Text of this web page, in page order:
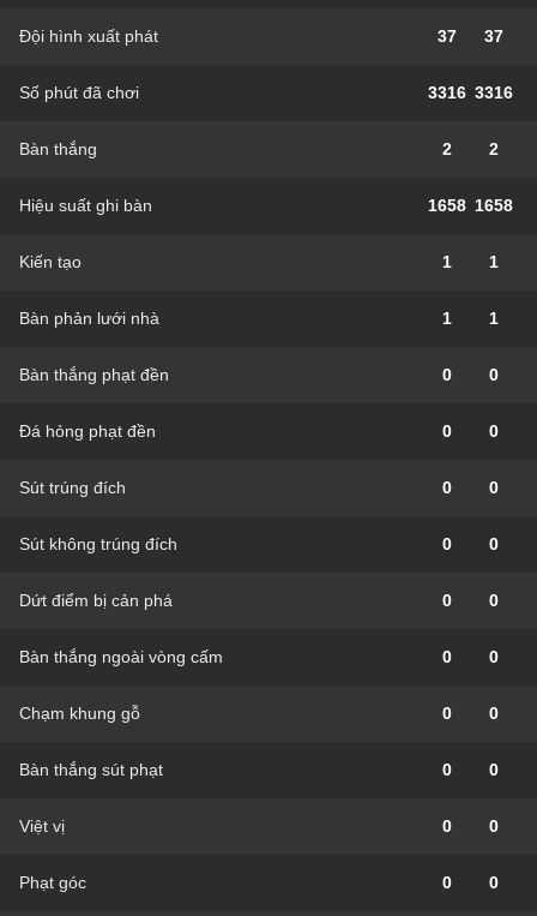
Đội hình xuất phát 37 37
Số phút đã chơi 3316 3316
Bàn thắng 2 2
Hiệu suất ghi bàn 1658 1658
Kiến tạo 1 1
Bàn phản lưới nhà 1 1
Bàn thắng phạt đền 0 0
Đá hỏng phạt đền 0 0
Sút trúng đích 0 0
Sút không trúng đích 0 0
Dứt điểm bị cản phá 0 0
Bàn thắng ngoài vòng cấm 0 0
Chạm khung gỗ 0 0
Bàn thắng sút phạt 0 0
Việt vị 0 0
Phạt góc 0 0